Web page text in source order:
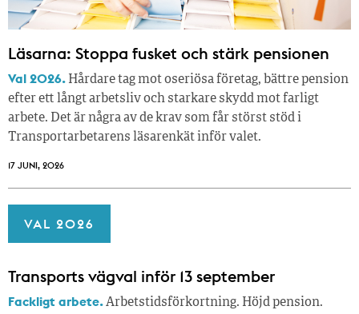
Läsarna: Stoppa fusket och stärk pensionen
Val 2026. Hårdare tag mot oseriösa företag, bättre pension
efter ett långt arbetsliv och starkare skydd mot farligt
arbete. Det är några av de krav som får störst stöd i
Transportarbetarens läsar­enkät inför valet.
17 JUNI, 2026
VAL 2026
Transports vägval inför 13 september
Fackligt arbete.Arbetstidsförkortning. Höjd pension.